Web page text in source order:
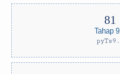
Tahap